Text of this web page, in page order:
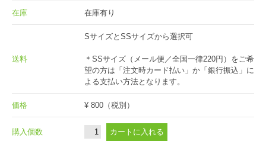
在庫 在庫有り
送料
SサイズとSSサイズから選択可
＊SSサイズ（メール便／全国一律220円）をご希
望の方は「注文時カード払い」か「銀行振込」に
よる支払い方法となります。
価格 ¥ 800 （税別）
購入個数